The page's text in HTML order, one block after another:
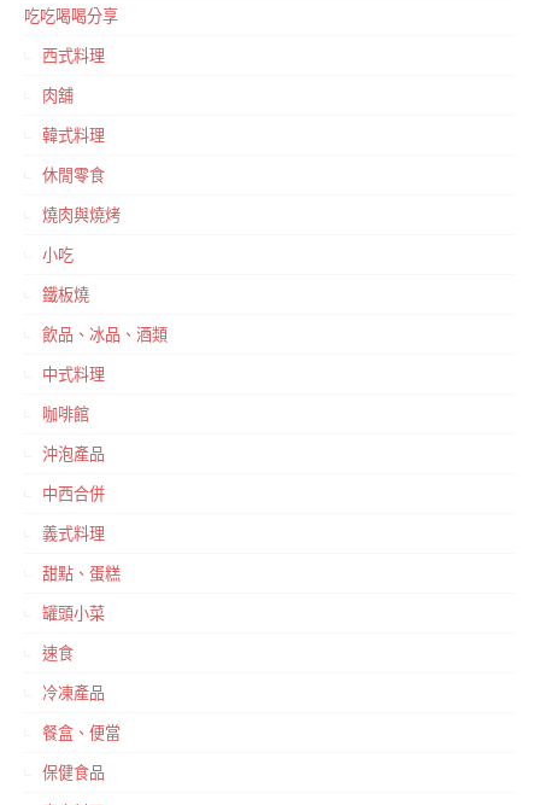
吃吃喝喝分享
西式料理
肉舖
韓式料理
休閒零食
燒肉與燒烤
小吃
鐵板燒
飲品、冰品、酒類
中式料理
咖啡館
沖泡產品
中西合併
義式料理
甜點、蛋糕
罐頭小菜
速食
冷凍產品
餐盒、便當
保健食品